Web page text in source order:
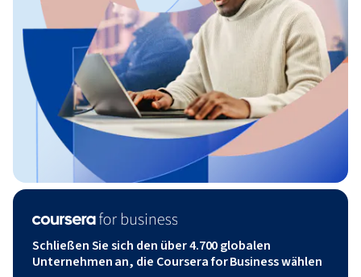
Schließen Sie sich den über 4.700 globalen
Unternehmen an, die Coursera for Business wählen